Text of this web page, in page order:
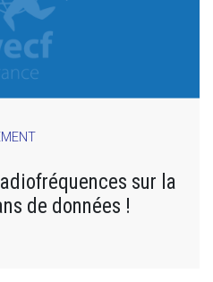
sur la
de données !